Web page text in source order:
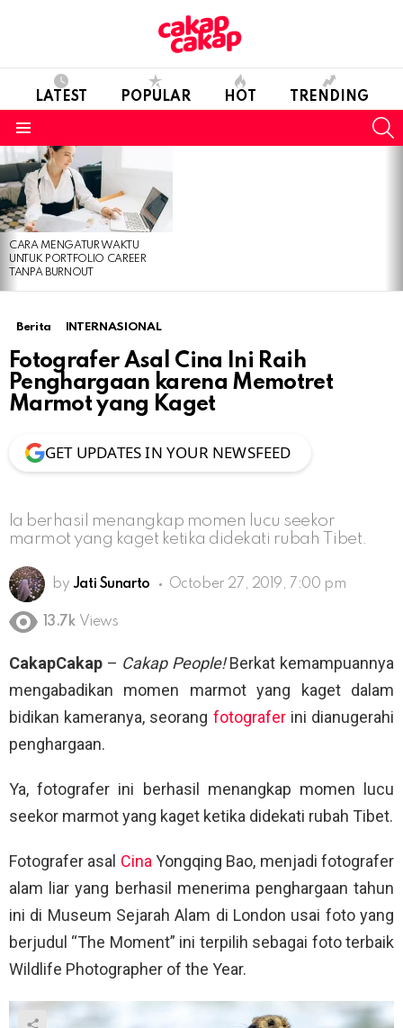
LATEST POPULAR HOT TRENDING
LATEST
STORIES
CARA MENGATUR WAKTU
UNTUK PORTFOLIO CAREER
TANPA BURNOUT
Berita INTERNASIONAL
Fotografer Asal Cina Ini Raih
Penghargaan karena Memotret
Marmot yang Kaget
GET UPDATES IN YOUR NEWSFEED
Ia berhasil menangkap momen lucu seekor
marmot yang kaget ketika didekati rubah Tibet.
by Jati Sunarto October 27, 2019, 7:00 pm
13.7k Views
CakapCakap – Cakap People!Berkat kemampuannya
mengabadikan momen marmot yang kaget dalam
bidikan kameranya, seorang fotograferini dianugerahi
penghargaan.
Ya, fotografer ini berhasil menangkap momen lucu
seekor marmot yang kaget ketika didekati rubah Tibet.
Fotografer asal CinaYongqing Bao, menjadi fotografer
alam liar yang berhasil menerima penghargaan tahun
ini di Museum Sejarah Alam di London usai foto yang
berjudul “The Moment” ini terpilih sebagai foto terbaik
Wildlife Photographer of the Year.